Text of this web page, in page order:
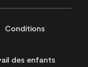
Conditions
des enfants